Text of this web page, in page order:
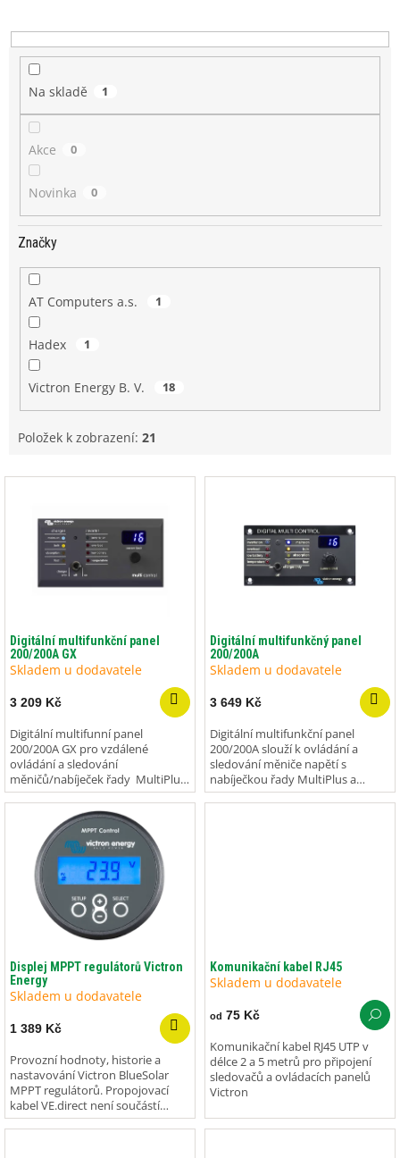
k
t
Na skladě 1
Akce 0
Novinka 0
Značky
AT Computers a.s. 1
Hadex 1
Victron Energy B. V. 18
Položek k zobrazení: 21
V
d
u
k
t
Digitální multifunkční panel
200/200A GX
Skladem u dodavatele
3 209 Kč
Digitální multifunní panel
200/200A GX pro vzdálené
ovládání a sledování
měničů/nabíječek řady MultiPlus
a Quattro
Digitální multifunkčný panel
200/200A
Skladem u dodavatele
3 649 Kč
Digitální multifunkční panel
200/200A slouží k ovládání a
sledování měniče napětí s
nabíječkou řady MultiPlus a
Quatro
Displej MPPT regulátorů Victron
Energy
Skladem u dodavatele
1 389 Kč
Provozní hodnoty, historie a
nastavování Victron BlueSolar
MPPT regulátorů. Propojovací
kabel VE.direct není součástí
balení!
Komunikační kabel RJ45
Skladem u dodavatele
od 75 Kč
Komunikační kabel RJ45 UTP v
délce 2 a 5 metrů pro připojení
sledovačů a ovládacích panelů
Victron